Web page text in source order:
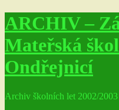
ARCHIV –
Mateřská
Ondřejnicí
Archiv školních let 2002/2003